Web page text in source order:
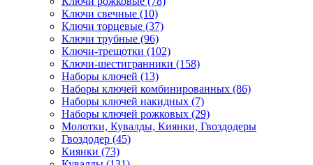
Ключи свечные (10)
Ключи торцевые (37)
Ключи трубные (96)
Ключи-трещотки (102)
Ключи-шестигранники (158)
Наборы ключей (13)
Наборы ключей комбинированных (86)
Наборы ключей накидных (7)
Наборы ключей рожковых (29)
Молотки, Кувалды, Киянки, Гвоздодеры
Гвоздодер (45)
Киянки (73)